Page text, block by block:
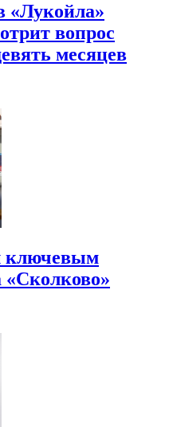
«Лукойла»
вопрос
месяцев
ключевым